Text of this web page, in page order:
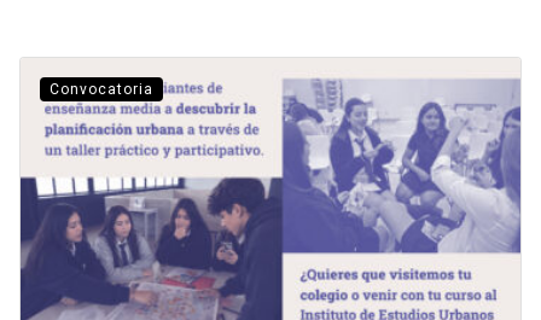
Convocatoria